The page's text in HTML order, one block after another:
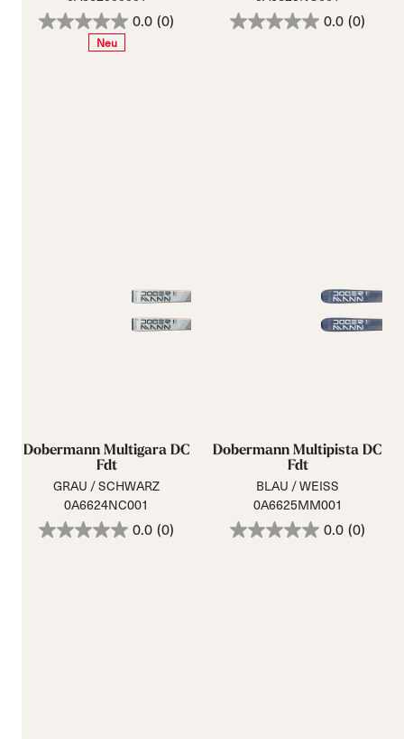
0.0 (0)
Neu
0.0 (0)
Dobermann Multigara DC
Fdt
GRAU / SCHWARZ
0A6624NC001
0.0 (0)
Dobermann Multipista DC
Fdt
BLAU / WEISS
0A6625MM001
0.0 (0)